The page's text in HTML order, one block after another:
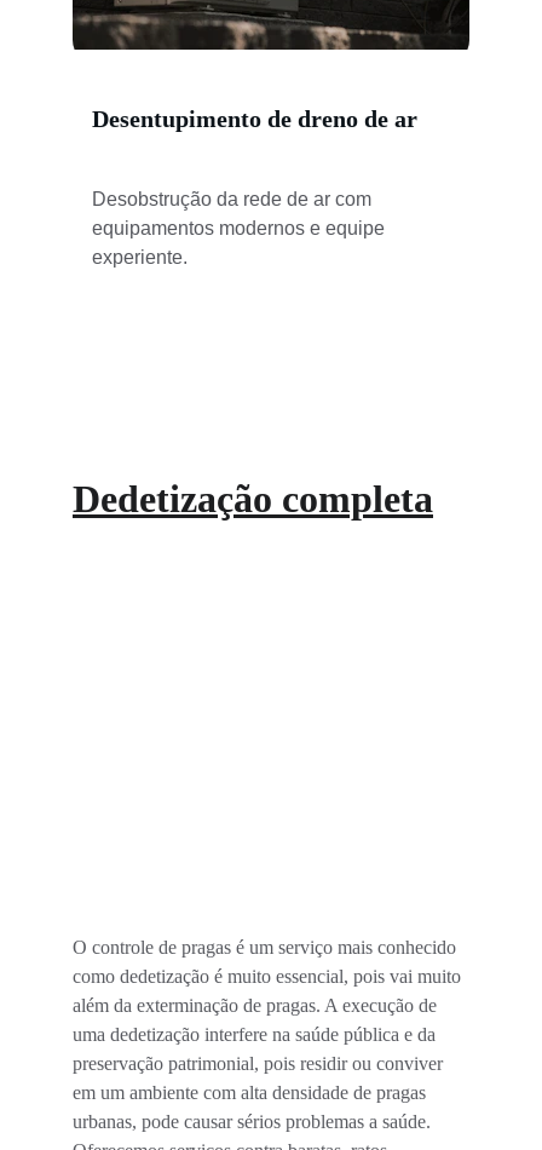
Desobstrução da rede de ar com
equipamentos modernos e equipe
experiente.
Desentupimento de dreno de ar
Dedetização completa
O controle de pragas é um serviço mais conhecido
como dedetização é muito essencial, pois vai muito
além da exterminação de pragas. A execução de
uma dedetização interfere na saúde pública e da
preservação patrimonial, pois residir ou conviver
em um ambiente com alta densidade de pragas
urbanas, pode causar sérios problemas a saúde.